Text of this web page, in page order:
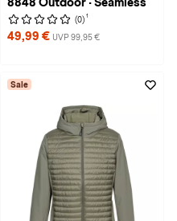
(0) 1
49,99 € UVP 99,95 €
Sale